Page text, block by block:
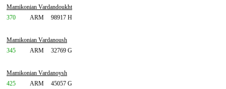
Mamikonian Vardandoukht
370
ARM 98917 H
Mamikonian Vardanoush
345
ARM 32769 G
Mamikonian Vardanoysh
425
ARM 45057 G